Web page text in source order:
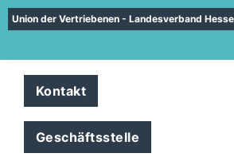
Union der Vertriebenen - Landesverband
Kontakt
Geschäftsstelle